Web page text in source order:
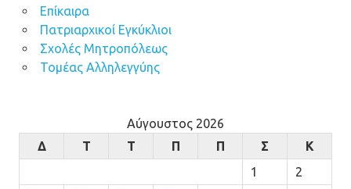
Επίκαιρα
Πατριαρχικοί Εγκύκλιοι
Σχολές Μητροπόλεως
Τομέας Αλληλεγγύης
Αύγουστος 2026
Δ
Τ Τ Π Π Σ
Κ
1
2